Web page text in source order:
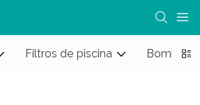
Filtros de piscina Bombas